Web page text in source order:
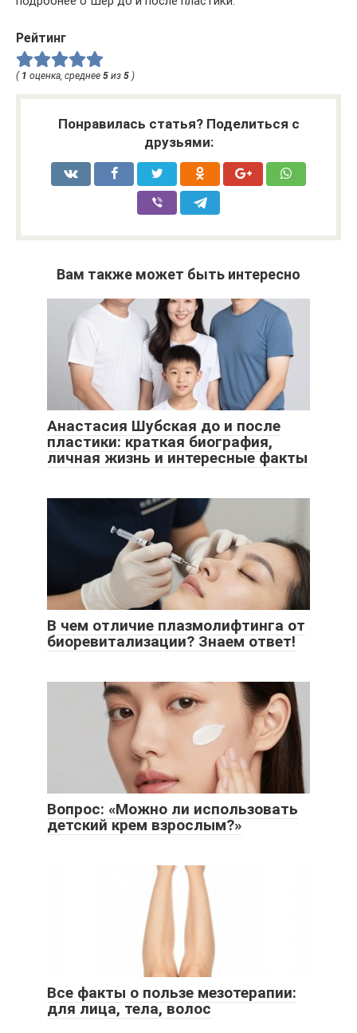
Рейтинг
( 1 оценка, среднее 5 из 5 )
Понравилась статья? Поделиться с
друзьями:
Вам также может быть интересно
Анастасия Шубская до и после
пластики: краткая биография,
личная жизнь и интересные факты
В чем отличие плазмолифтинга от
биоревитализации? Знаем ответ!
Вопрос: «Можно ли использовать
детский крем взрослым?»
Все факты о пользе мезотерапии:
для лица, тела, волос